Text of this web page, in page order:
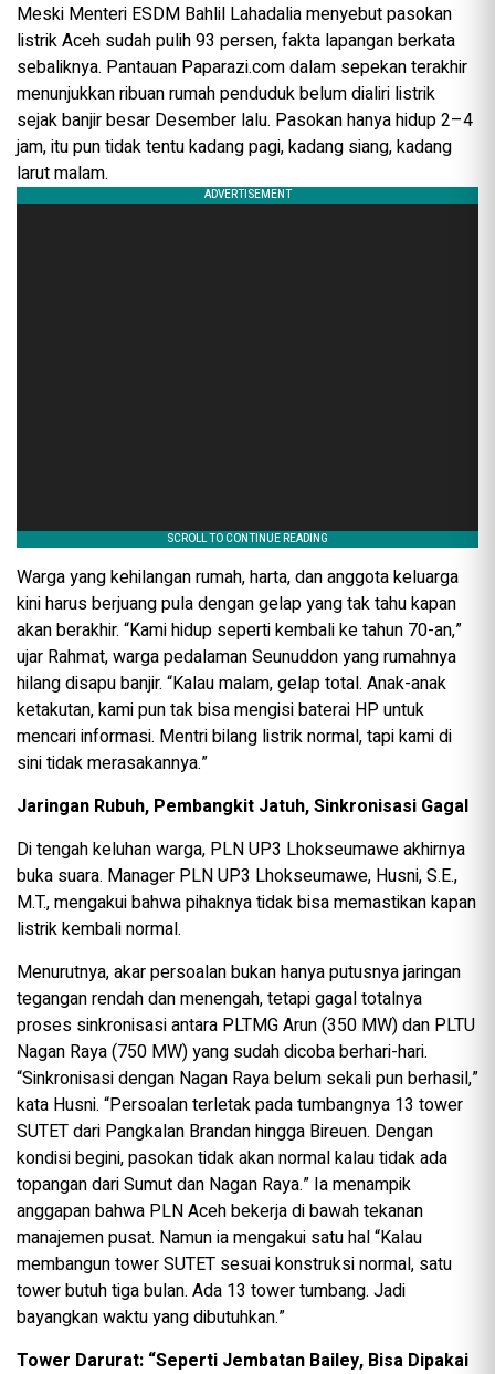
Meski Menteri ESDM Bahlil Lahadalia menyebut pasokan
listrik Aceh sudah pulih 93 persen, fakta lapangan berkata
sebaliknya. Pantauan Paparazi.com dalam sepekan terakhir
menunjukkan ribuan rumah penduduk belum dialiri listrik
sejak banjir besar Desember lalu. Pasokan hanya hidup 2–4
jam, itu pun tidak tentu kadang pagi, kadang siang, kadang
larut malam.
Warga yang kehilangan rumah, harta, dan anggota keluarga
kini harus berjuang pula dengan gelap yang tak tahu kapan
akan berakhir. “Kami hidup seperti kembali ke tahun 70-an,”
ujar Rahmat, warga pedalaman Seunuddon yang rumahnya
hilang disapu banjir. “Kalau malam, gelap total. Anak-anak
ketakutan, kami pun tak bisa mengisi baterai HP untuk
mencari informasi. Mentri bilang listrik normal, tapi kami di
sini tidak merasakannya.”
Jaringan Rubuh, Pembangkit Jatuh, Sinkronisasi Gagal
Di tengah keluhan warga, PLN UP3 Lhokseumawe akhirnya
buka suara. Manager PLN UP3 Lhokseumawe, Husni, S.E.,
M.T., mengakui bahwa pihaknya tidak bisa memastikan kapan
listrik kembali normal.
Menurutnya, akar persoalan bukan hanya putusnya jaringan
tegangan rendah dan menengah, tetapi gagal totalnya
proses sinkronisasi antara PLTMG Arun (350 MW) dan PLTU
Nagan Raya (750 MW) yang sudah dicoba berhari-hari.
“Sinkronisasi dengan Nagan Raya belum sekali pun berhasil,”
kata Husni. “Persoalan terletak pada tumbangnya 13 tower
SUTET dari Pangkalan Brandan hingga Bireuen. Dengan
kondisi begini, pasokan tidak akan normal kalau tidak ada
topangan dari Sumut dan Nagan Raya.” Ia menampik
anggapan bahwa PLN Aceh bekerja di bawah tekanan
manajemen pusat. Namun ia mengakui satu hal “Kalau
membangun tower SUTET sesuai konstruksi normal, satu
tower butuh tiga bulan. Ada 13 tower tumbang. Jadi
bayangkan waktu yang dibutuhkan.”
Tower Darurat: “Seperti Jembatan Bailey, Bisa Dipakai